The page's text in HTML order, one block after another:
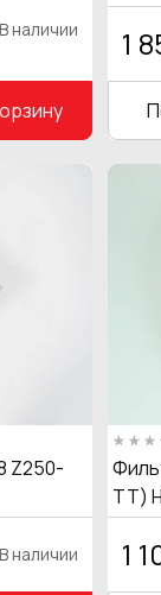
В наличии 1
Z250-
В наличии
TT)
1